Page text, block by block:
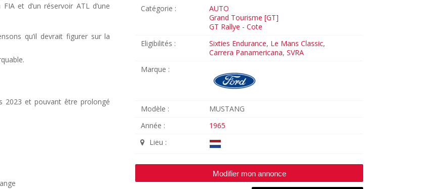
et d’un réservoir ATL d’une
qu’il devrait figurer sur la
2023 et pouvant être prolongé
Catégorie :
AUTO
Grand Tourisme [GT]
GT Rallye - Cote
Eligibilités :
Sixties Endurance, Le Mans Classic,
Carrera Panamericana, SVRA
Marque :
Modèle :
MUSTANG
Année :
1965
Lieu :
Modifier mon annonce